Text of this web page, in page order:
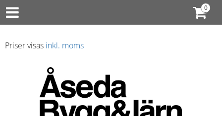
Priser visas inkl. moms